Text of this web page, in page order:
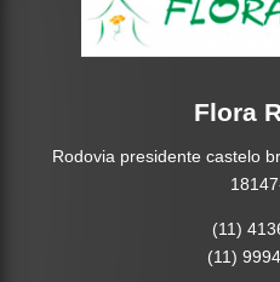
Flora
Rodovia presidente castelo
(11)
(11)